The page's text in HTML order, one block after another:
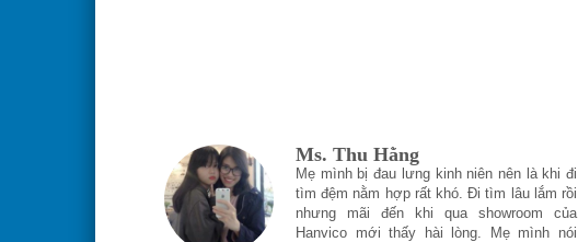
Ms. Thu Hằng
Mẹ mình bị đau lưng kinh niên nên là khi đi
tìm đệm nằm hợp rất khó. Đi tìm lâu lắm rồi
nhưng mãi đến khi qua showroom của
Hanvico mới thấy hài lòng. Mẹ mình nói